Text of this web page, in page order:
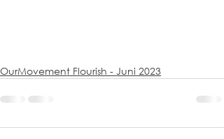
OurMovement Flourish - Juni 2023